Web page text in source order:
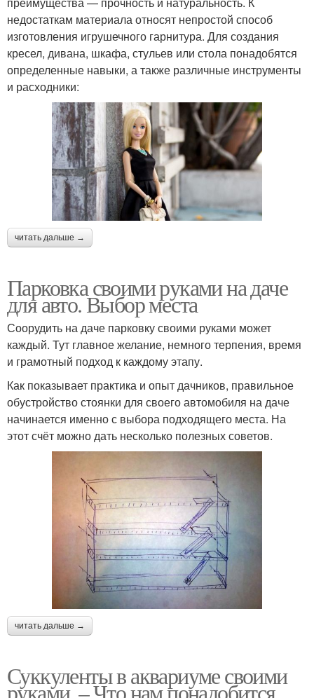
недостаткам материала относят непростой способ
изготовления игрушечного гарнитура. Для создания
кресел, дивана, шкафа, стульев или стола понадобятся
определенные навыки, а также различные инструменты
и расходники:
читать дальше →
Парковка своими руками на даче
для авто. Выбор места
Соорудить на даче парковку своими руками может
каждый. Тут главное желание, немного терпения, время
и грамотный подход к каждому этапу.
Как показывает практика и опыт дачников, правильное
обустройство стоянки для своего автомобиля на даче
начинается именно с выбора подходящего места. На
этот счёт можно дать несколько полезных советов.
читать дальше →
Суккуленты в аквариуме своими